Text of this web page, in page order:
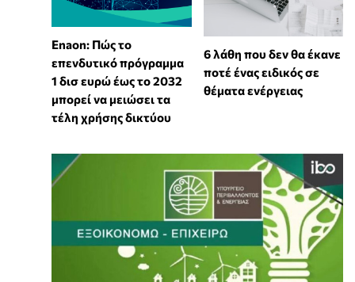
Enaon: Πώς το
επενδυτικό πρόγραμμα
1 δισ ευρώ έως το 2032
μπορεί να μειώσει τα
τέλη χρήσης δικτύου
6 λάθη που δεν θα έκανε
ποτέ ένας ειδικός σε
θέματα ενέργειας